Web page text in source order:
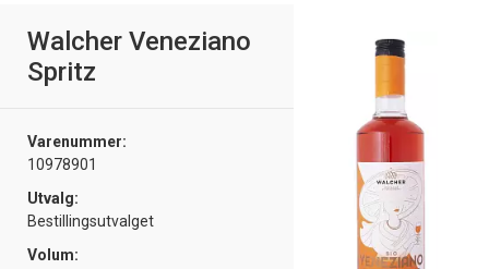
Walcher Veneziano
Spritz
Varenummer:
10978901
Utvalg:
Bestillingsutvalget
Volum: